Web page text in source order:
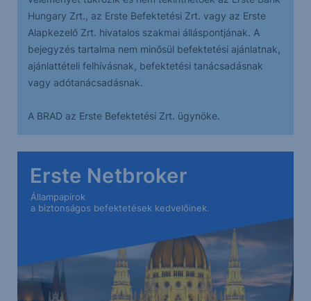
Hungary Zrt., az Erste Befektetési Zrt. vagy az Erste
Alapkezelő Zrt. hivatalos szakmai álláspontjának. A
bejegyzés tartalma nem minősül befektetési ajánlatnak,
ajánlattételi felhívásnak, befektetési tanácsadásnak
vagy adótanácsadásnak.
A BRAD az Erste Befektetési Zrt. ügynöke.
Erste Netbroker
Állampapírok
a biztonságos befektetések kedvelőinek.